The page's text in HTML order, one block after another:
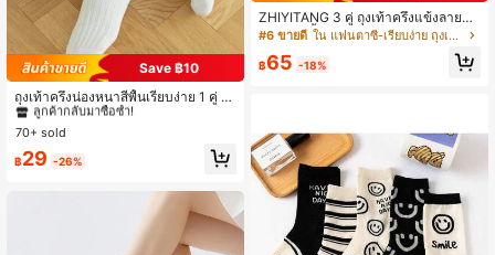
Save ฿10
ถุงเท้าครึ่งน่องหนาสีพื้นเรียบง่าย 1 คู่ เห
มาะสำหรับใส่ในชีวิตประจำวัน ฤดูใบไ
ม้ร่วง
#3 ขายดี
ลูกค้ากลับมาซื้อซ้ำ!
#3 ขายดี
ลูกค้ากลับมาซื้อซ้ำ!
#3 ขายดี
ลูกค้ากลับมาซื้อซ้ำ!
#3 ขายดี
70+ sold
฿29 -26%
ZHIYITANG 3 คู่ ถุงเท้าครึ่งแข้งลายกา
ร์ตูนหน้ายิ้มสำหรับผู้หญิง, น่ารักและทัน
สมัย, เหมาะสำหรับทุกฤดู, ความหนาป
กติ, ระบายอากาศได้ดี, สวมใส่สบาย, ดู
#6 ขายดี ใน แฟนตาซี-เรียบง่าย ถุงเท้าลูกเรือผู้หญิง
฿65 -18%